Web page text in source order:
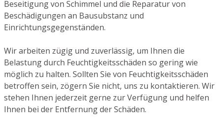
Beseitigung von Schimmel und die Reparatur von
Beschädigungen an Bausubstanz und
Einrichtungsgegenständen.
Wir arbeiten zügig und zuverlässig, um Ihnen die
Belastung durch Feuchtigkeitsschäden so gering wie
möglich zu halten. Sollten Sie von Feuchtigkeitsschäden
betroffen sein, zögern Sie nicht, uns zu kontaktieren. Wir
stehen Ihnen jederzeit gerne zur Verfügung und helfen
Ihnen bei der Entfernung der Schäden.